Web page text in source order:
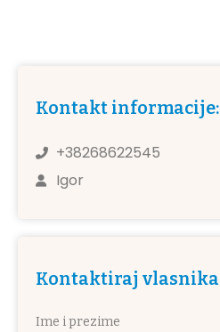
Kontakt informacije:
+38268622545
Igor
Kontaktiraj vlasnika
Ime i prezime